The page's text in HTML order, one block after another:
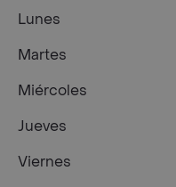
Lunes
Martes
Miércoles
Jueves
Viernes